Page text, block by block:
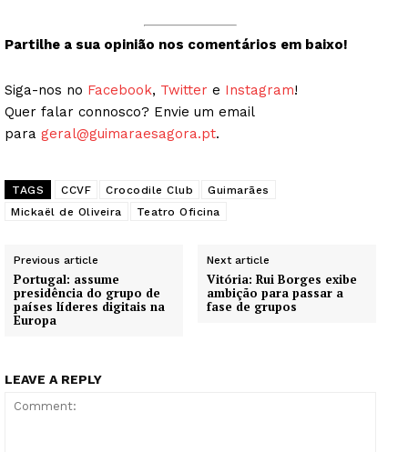
Quero ser Assinante
Partilhe a sua opinião nos comentários em baixo!
Siga-nos no Facebook, Twitter e Instagram!
Quer falar connosco? Envie um email
para geral@guimaraesagora.pt.
TAGS CCVF Crocodile Club
Guimarães
Mickaël de Oliveira
Teatro Oficina
Previous article
Portugal: assume
presidência do grupo de
países líderes digitais na
Europa
Next article
Vitória: Rui Borges exibe
ambição para passar a
fase de grupos
LEAVE A REPLY